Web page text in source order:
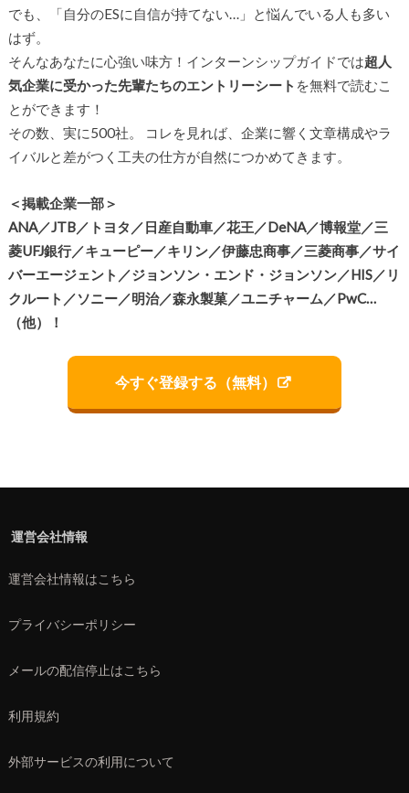
でも、「自分のESに自信が持てない…」と悩んでいる人も多い
はず。
そんなあなたに心強い味方！インターンシップガイドでは超人
気企業に受かった先輩たちのエントリーシート を無料で読むこ
とができます！
その数、実に500社。 コレを見れば、企業に響く文章構成やラ
イバルと差がつく工夫の仕方が自然につかめてきます。
＜掲載企業一部＞
ANA／JTB／トヨタ／日産自動車／花王／DeNA／博報堂／三
菱UFJ銀行／キューピー／キリン／伊藤忠商事／三菱商事／サイ
バーエージェント／ジョンソン・エンド・ジョンソン／HIS／リ
クルート／ソニー／明治／森永製菓／ユニチャーム／PwC…
（他）！
今すぐ登録する（無料）
運営会社情報
運営会社情報はこちら
プライバシーポリシー
メールの配信停止はこちら
利用規約
外部サービスの利用について